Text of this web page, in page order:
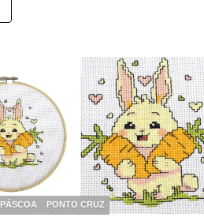
PÁSCOA PONTO CRUZ